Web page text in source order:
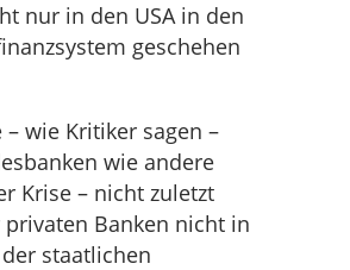
nur in den USA in den
geschehen
wie Kritiker sagen –
wie andere
Krise – nicht zuletzt
Banken nicht in
staatlichen